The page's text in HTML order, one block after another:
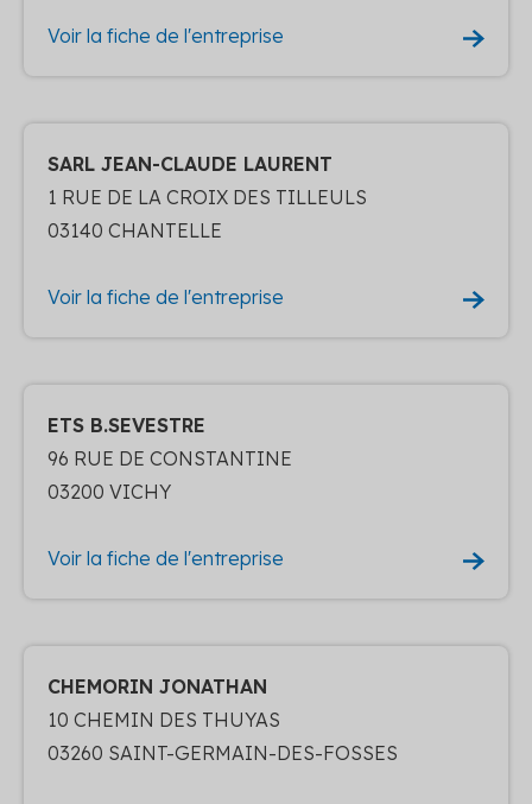
Voir la fiche de l'entreprise
SARL JEAN-CLAUDE LAURENT
1 RUE DE LA CROIX DES TILLEULS
03140 CHANTELLE
Voir la fiche de l'entreprise
ETS B.SEVESTRE
96 RUE DE CONSTANTINE
03200 VICHY
Voir la fiche de l'entreprise
CHEMORIN JONATHAN
10 CHEMIN DES THUYAS
03260 SAINT-GERMAIN-DES-FOSSES